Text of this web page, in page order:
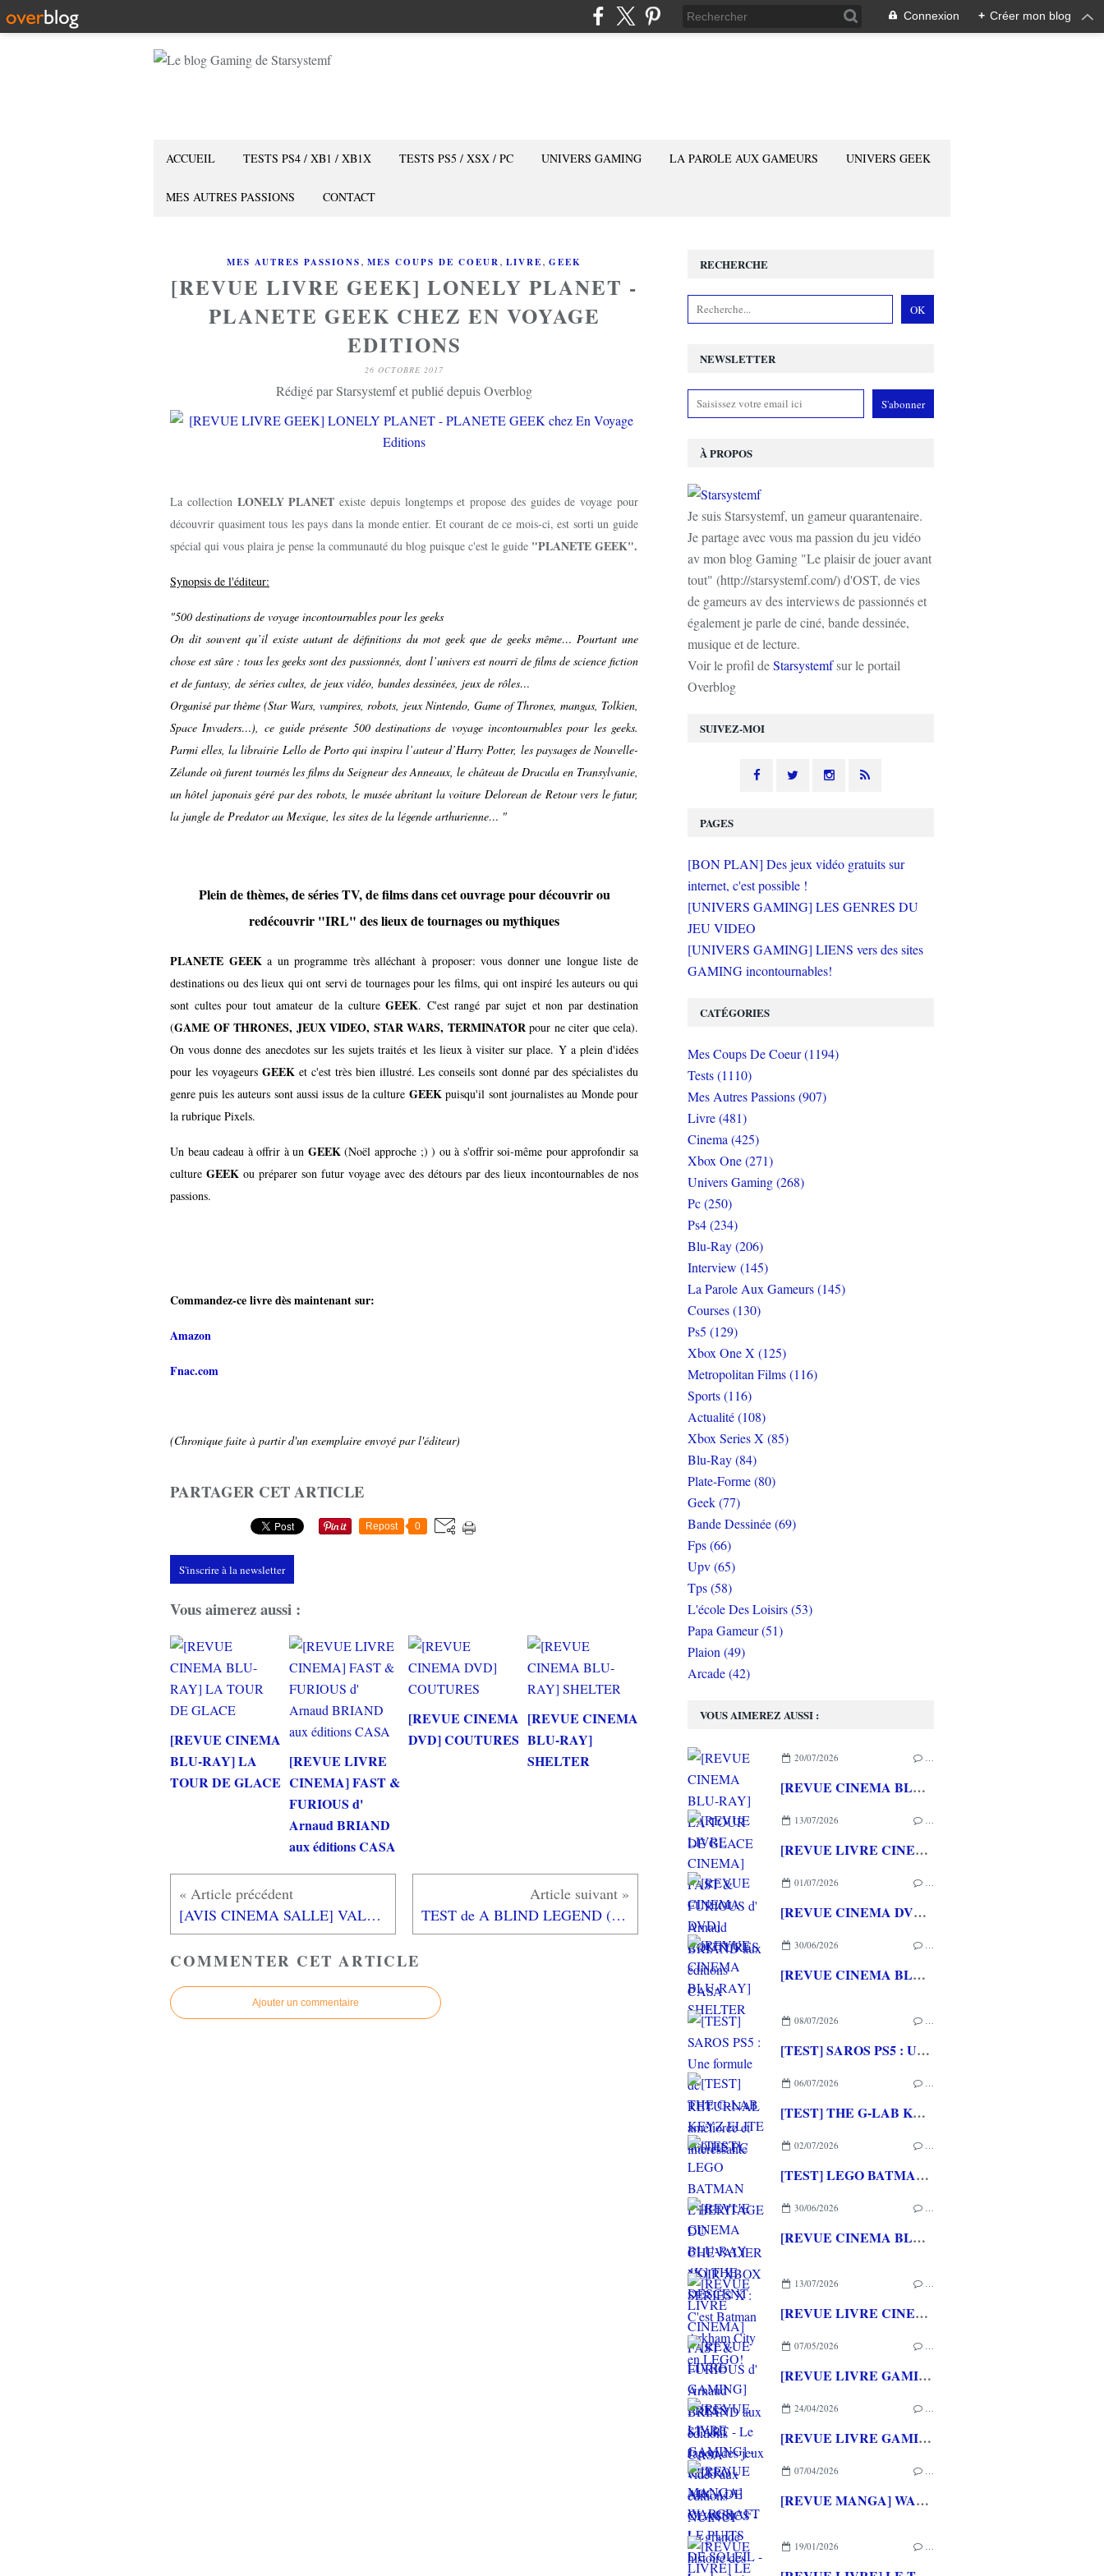
Connexion + Créer mon blog
ACCUEIL TESTS PS4 / XB1 / XB1X TESTS PS5 / XSX / PC UNIVERS GAMING LA PAROLE AUX GAMEURS UNIVERS GEEK
MES AUTRES PASSIONS CONTACT
MES AUTRES PASSIONS, MES COUPS DE COEUR, LIVRE, GEEK
[REVUE LIVRE GEEK] LONELY PLANET -
PLANETE GEEK CHEZ EN VOYAGE
EDITIONS
26 OCTOBRE 2017
Rédigé par Starsystemf et publié depuis Overblog
La collection LONELY PLANET existe depuis longtemps et propose des guides de voyage pour
découvrir quasiment tous les pays dans la monde entier. Et courant de ce mois-ci, est sorti un guide
spécial qui vous plaira je pense la communauté du blog puisque c'est le guide "PLANETE GEEK".
Synopsis de l'éditeur:
"500 destinations de voyage incontournables pour les geeks
On dit souvent qu’il existe autant de définitions du mot geek que de geeks même… Pourtant une
chose est sûre : tous les geeks sont des passionnés, dont l’univers est nourri de films de science fiction
et de fantasy, de séries cultes, de jeux vidéo, bandes dessinées, jeux de rôles…
Organisé par thème (Star Wars, vampires, robots, jeux Nintendo, Game of Thrones, mangas, Tolkien,
Space Invaders…), ce guide présente 500 destinations de voyage incontournables pour les geeks.
Parmi elles, la librairie Lello de Porto qui inspira l’auteur d’Harry Potter, les paysages de Nouvelle-
Zélande où furent tournés les films du Seigneur des Anneaux, le château de Dracula en Transylvanie,
un hôtel japonais géré par des robots, le musée abritant la voiture Delorean de Retour vers le futur,
la jungle de Predator au Mexique, les sites de la légende arthurienne… "
Plein de thèmes, de séries TV, de films dans cet ouvrage pour découvrir ou
redécouvrir "IRL" des lieux de tournages ou mythiques
PLANETE GEEKa un programme très alléchant à proposer: vous donner une longue liste de
destinations ou des lieux qui ont servi de tournages pour les films, qui ont inspiré les auteurs ou qui
sont cultes pour tout amateur de la culture GEEK. C'est rangé par sujet et non par destination
(GAME OF THRONES, JEUX VIDEO, STAR WARS, TERMINATORpour ne citer que cela).
On vous donne des anecdotes sur les sujets traités et les lieux à visiter sur place. Y a plein d'idées
pour les voyageurs GEEKet c'est très bien illustré. Les conseils sont donné par des spécialistes du
genre puis les auteurs sont aussi issus de la culture GEEKpuisqu'il sont journalistes au Monde pour
la rubrique Pixels.
Un beau cadeau à offrir à un GEEK(Noël approche ;) ) ou à s'offrir soi-même pour approfondir sa
culture GEEK ou préparer son futur voyage avec des détours par des lieux incontournables de nos
passions.
Commandez-ce livre dès maintenant sur:
Amazon
Fnac.com
(Chronique faite à partir d'un exemplaire envoyé par l'éditeur)
PARTAGER CET ARTICLE
Repost 0
S'inscrire à la newsletter
Vous aimerez aussi :
[REVUE CINEMA
BLU-RAY] LA
TOUR DE GLACE
[REVUE LIVRE
CINEMA] FAST &
FURIOUS d'
Arnaud BRIAND
aux éditions CASA
[REVUE CINEMA
DVD] COUTURES
[REVUE CINEMA
BLU-RAY]
SHELTER
[AVIS CINEMA SALLE] VALERIAN ET LA CITE DES MILLE PLANETES TEST de A BLIND LEGEND (sur PC et ANDROID): une expérience inédite!
COMMENTER CET ARTICLE
Ajouter un commentaire
NEWSLETTER
SUIVEZ-MOI
RECHERCHE
À PROPOS
Je suis Starsystemf, un gameur quarantenaire.
Je partage avec vous ma passion du jeu vidéo
av mon blog Gaming "Le plaisir de jouer avant
tout" (http://starsystemf.com/) d'OST, de vies
de gameurs av des interviews de passionnés et
également je parle de ciné, bande dessinée,
musique et de lecture.
Voir le profil deStarsystemfsur le portail
Overblog
VOUS AIMEREZ AUSSI :
20/07/2026 …
[REVUE CINEMA BLU-RAY] LA TOUR DE GLACE
13/07/2026 …
[REVUE LIVRE CINEMA] FAST & FURIOUS d' Arnaud BRIAND aux éditions CASA
01/07/2026 …
[REVUE CINEMA DVD] COUTURES
30/06/2026 …
[REVUE CINEMA BLU-RAY] SHELTER
08/07/2026 …
[TEST] SAROS PS5 : Une formule de RETURNAL améliorée et interessante
06/07/2026 …
[TEST] THE G-LAB KEYZ ELITE 400 HE PC
02/07/2026 …
[TEST] LEGO BATMAN L'HERITAGE DU CHEVALIER NOIR XBOX SERIES X : C'est Batman Arkham City en LEGO!
30/06/2026 …
[REVUE CINEMA BLU-RAY 4K] THE DESCENT
13/07/2026 …
[REVUE LIVRE CINEMA] FAST & FURIOUS d' Arnaud BRIAND aux éditions CASA
07/05/2026 …
[REVUE LIVRE GAMING] PRESS START - Le Japon des jeux vidéo aux éditions NUINUI
24/04/2026 …
[REVUE LIVRE GAMING] - RETRO - ARCADE CLASSICS - La grande histoire des bornes de jeux vidéo aux éditions CASA
07/04/2026 …
[REVUE MANGA] WARCRAFT LE PUITS DE SOLEIL - La chasse au dragon chez Mana Books
19/01/2026 …
PAGES
[BON PLAN] Des jeux vidéo gratuits sur
internet, c'est possible !
[UNIVERS GAMING] LES GENRES DU
JEU VIDEO
[UNIVERS GAMING] LIENS vers des sites
GAMING incontournables!
CATÉGORIES
Mes Coups De Coeur (1194)
Tests (1110)
Mes Autres Passions (907)
Livre (481)
Cinema (425)
Xbox One (271)
Univers Gaming (268)
Pc (250)
Ps4 (234)
Blu-Ray (206)
Interview (145)
La Parole Aux Gameurs (145)
Courses (130)
Ps5 (129)
Xbox One X (125)
Metropolitan Films (116)
Sports (116)
Actualité (108)
Xbox Series X (85)
Blu-Ray (84)
Plate-Forme (80)
Geek (77)
Bande Dessinée (69)
Fps (66)
Upv (65)
Tps (58)
L'école Des Loisirs (53)
Papa Gameur (51)
Plaion (49)
Arcade (42)